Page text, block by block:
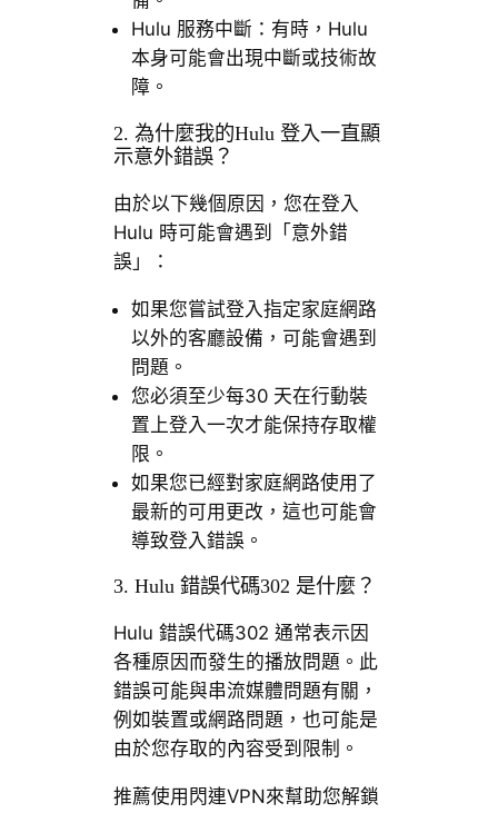
Hulu 服務中斷：有時，Hulu
本身可能會出現中斷或技術故
障。
2. 為什麼我的Hulu 登入一直顯
示意外錯誤？
由於以下幾個原因，您在登入
Hulu 時可能會遇到「意外錯
誤」：
如果您嘗試登入指定家庭網路
以外的客廳設備，可能會遇到
問題。
您必須至少每30 天在行動裝
置上登入一次才能保持存取權
限。
如果您已經對家庭網路使用了
最新的可用更改，這也可能會
導致登入錯誤。
3. Hulu 錯誤代碼302 是什麼？
Hulu 錯誤代碼302 通常表示因
各種原因而發生的播放問題。此
錯誤可能與串流媒體問題有關，
例如裝置或網路問題，也可能是
由於您存取的內容受到限制。
推薦使用閃連VPN來幫助您解鎖